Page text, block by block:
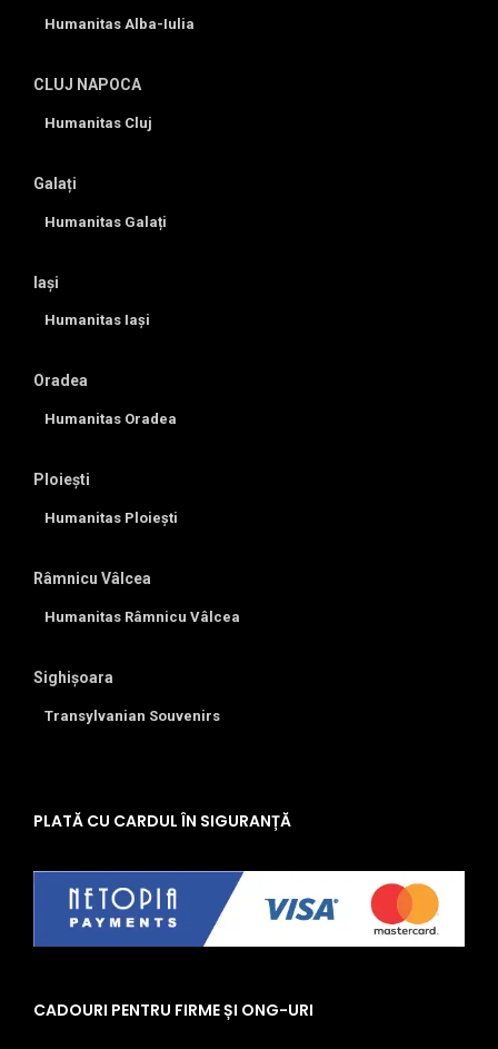
Humanitas Alba-Iulia
CLUJ NAPOCA
Humanitas Cluj
Galați
Humanitas Galați
Iași
Humanitas Iași
Oradea
Humanitas Oradea
Ploiești
Humanitas Ploiești
Râmnicu Vâlcea
Humanitas Râmnicu Vâlcea
Sighișoara
Transylvanian Souvenirs
PLATĂ CU CARDUL ÎN SIGURANȚĂ
CADOURI PENTRU FIRME ȘI ONG-URI